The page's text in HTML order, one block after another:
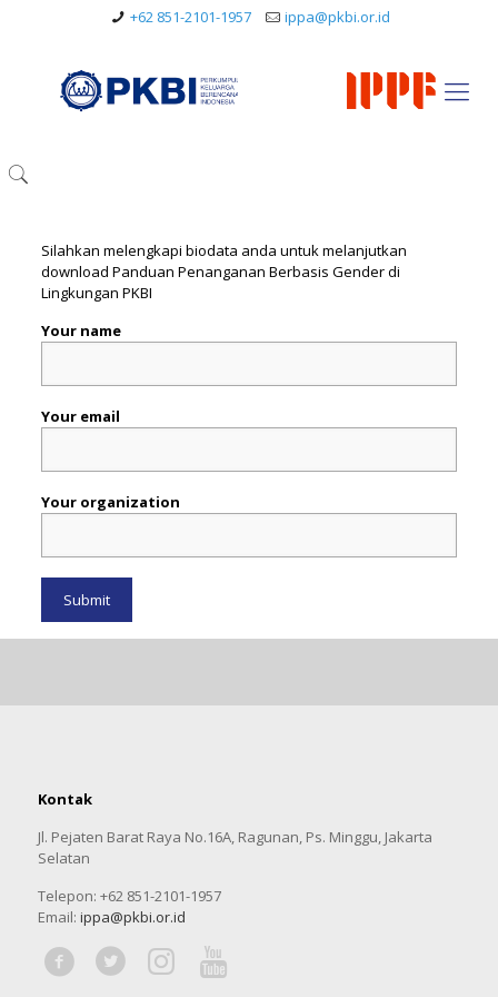
+62 851-2101-1957 ippa@pkbi.or.id
Silahkan melengkapi biodata anda untuk melanjutkan
download Panduan Penanganan Berbasis Gender di
Lingkungan PKBI
Your name
Your email
Your organization
Kontak
Jl. Pejaten Barat Raya No.16A, Ragunan, Ps. Minggu, Jakarta
Selatan
Telepon: +62 851-2101-1957
Email: ippa@pkbi.or.id